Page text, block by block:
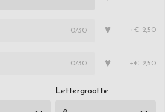
0/30 ♥ +€ 2,50
0/30 ♥ +€ 2,50
Lettergrootte